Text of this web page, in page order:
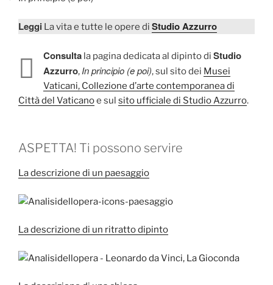
Leggi La vita e tutte le opere di Studio Azzurro
Consulta la pagina dedicata al dipinto di Studio
Azzurro, In principio (e poi), sul sito dei Musei
Vaticani, Collezione d’arte contemporanea di
Città del Vaticanoe sul sito ufficiale di Studio Azzurro.
ASPETTA! Ti possono servire
La descrizione di un paesaggio
La descrizione di un ritratto dipinto